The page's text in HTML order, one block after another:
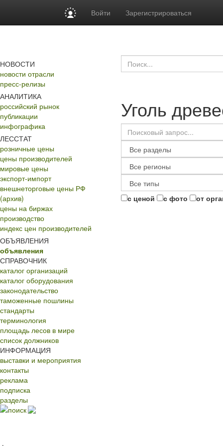
Войти Зарегистрироваться
НОВОСТИ
новости отрасли
пресс-релизы
АНАЛИТИКА
российский рынок
публикации
инфографика
ЛЕССТАТ
розничные цены
цены производителей
мировые цены
экспорт-импорт
внешнеторговые цены РФ
(архив)
цены на биржах
производство
индекс цен производителей
ОБЪЯВЛЕНИЯ
объявления
СПРАВОЧНИК
каталог организаций
каталог оборудования
законодательство
таможенные пошлины
стандарты
терминология
площадь лесов в мире
список должников
ИНФОРМАЦИЯ
выставки и мероприятия
контакты
реклама
подписка
разделы
поиск
Уголь
с ценой с фото от